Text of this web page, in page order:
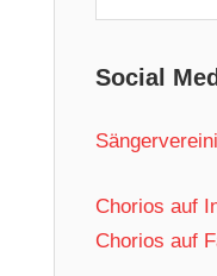
nach:
Social
Chorios auf
Chorios auf